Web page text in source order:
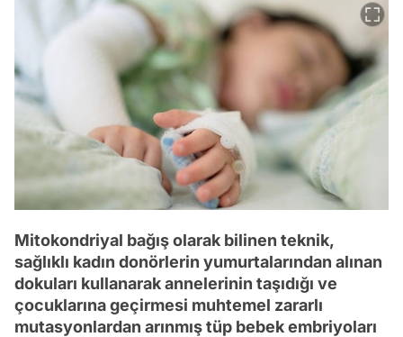
Mitokondriyal bağış olarak bilinen teknik,
sağlıklı kadın donörlerin yumurtalarından alınan
dokuları kullanarak annelerinin taşıdığı ve
çocuklarına geçirmesi muhtemel zararlı
mutasyonlardan arınmış tüp bebek embriyoları